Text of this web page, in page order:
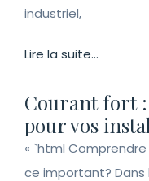
industriel,
Lire la suite...
Courant fort :
pour vos
« `html
ce important? Dans